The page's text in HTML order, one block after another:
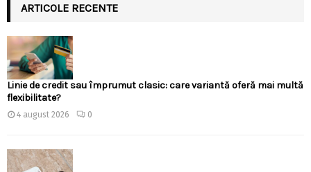
ARTICOLE RECENTE
Linie de credit sau împrumut clasic: care variantă oferă mai multă
flexibilitate?
4 august 2026 0